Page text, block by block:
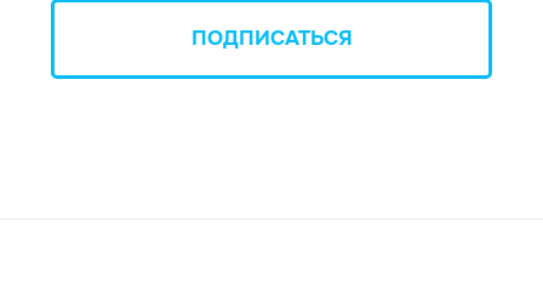
ПОДПИСАТЬСЯ